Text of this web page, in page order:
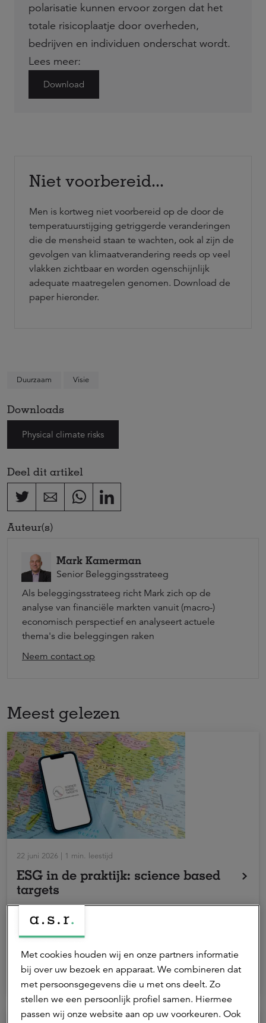
polarisatie kunnen ervoor zorgen dat het
totale risicoplaatje door overheden,
bedrijven en individuen onderschat wordt.
Lees meer:
Download
Niet voorbereid...
Men is kortweg niet voorbereid op de door de
temperatuurstijging getriggerde veranderingen
die de mensheid staan te wachten, ook al zijn de
gevolgen van klimaatverandering reeds op veel
vlakken zichtbaar en worden ogenschijnlijk
adequate maatregelen genomen. Download de
paper hieronder.
Duurzaam Visie
Downloads
Physical climate risks
Deel dit artikel
Auteur(s)
Mark Kamerman
Senior Beleggingsstrateeg
Als beleggingsstrateeg richt Mark zich op de
analyse van financiële markten vanuit (macro-)
economisch perspectief en analyseert actuele
thema's die beleggingen raken
Neem contact op
Meest gelezen
22 juni 2026 | 1 min. leestijd
ESG in de praktijk: science based
targets
a.s.r. laat haar klimaatdoelen valideren door het Science
Based Targets Initiative (SBTi) en stimuleert bedrijven om
hetzelfde te doen. SBTi geeft een kader om voortgang te
meten en via beleggingen invloed uit te oefenen.
Duurzaam
Claar van den Bergh
Active ownership lead
Met cookies houden wij en onze partners informatie
bij over uw bezoek en apparaat. We combineren dat
met persoonsgegevens die u met ons deelt. Zo
stellen we een persoonlijk profiel samen. Hiermee
passen wij onze website aan op uw voorkeuren. Ook